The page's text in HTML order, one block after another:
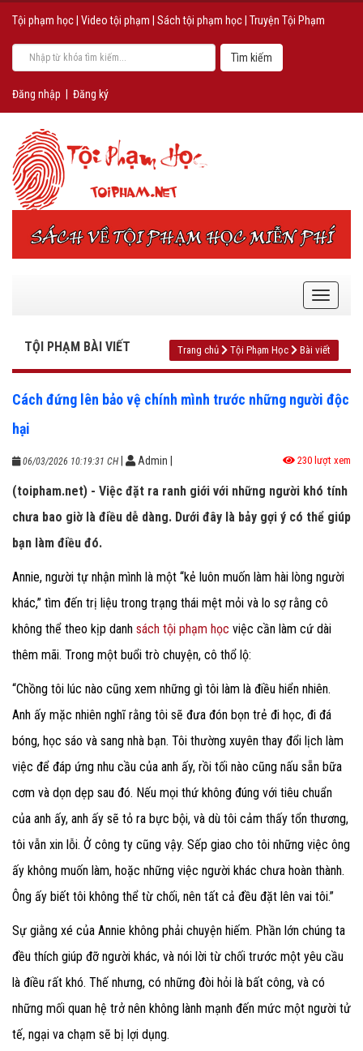
Tội phạm học Video tội phạm Sách tội phạm học Truyện Tội Phạm
Đăng nhập Đăng ký
TỘI PHẠM BÀI VIẾT Trang chủ Tội Phạm Học Bài viết
Cách đứng lên bảo vệ chính mình trước những người độc
hại
06/03/2026 10:19:31 CH Admin 230 lượt xem
(toipham.net) - Việc đặt ra ranh giới với những người khó tính
chưa bao giờ là điều dễ dàng. Dưới đây là bảy gợi ý có thể giúp
bạn làm điều đó.
Annie, người tự nhận mình là một “kẻ luôn muốn làm hài lòng người
khác,” tìm đến trị liệu trong trạng thái mệt mỏi và lo sợ rằng cô
không thể theo kịp danh sách tội phạm học việc cần làm cứ dài
thêm mãi. Trong một buổi trò chuyện, cô thổ lộ:
“Chồng tôi lúc nào cũng xem những gì tôi làm là điều hiển nhiên.
Anh ấy mặc nhiên nghĩ rằng tôi sẽ đưa đón bọn trẻ đi học, đi đá
bóng, học sáo và sang nhà bạn. Tôi thường xuyên thay đổi lịch làm
việc để đáp ứng nhu cầu của anh ấy, rồi tối nào cũng nấu sẵn bữa
cơm và dọn dẹp sau đó. Nếu mọi thứ không đúng với tiêu chuẩn
của anh ấy, anh ấy sẽ tỏ ra bực bội, và dù tôi cảm thấy tổn thương,
tôi vẫn xin lỗi. Ở công ty cũng vậy. Sếp giao cho tôi những việc ông
ấy không muốn làm, hoặc những việc người khác chưa hoàn thành.
Ông ấy biết tôi không thể từ chối, nên tất cả đều đặt lên vai tôi.”
Sự giằng xé của Annie không phải chuyện hiếm. Phần lớn chúng ta
đều thích giúp đỡ người khác, và nói lời từ chối trước một yêu cầu
là điều rất khó. Thế nhưng, có những đòi hỏi là bất công, và có
những mối quan hệ trở nên không lành mạnh đến mức một người tử
tế, ngại va chạm sẽ bị lợi dụng.